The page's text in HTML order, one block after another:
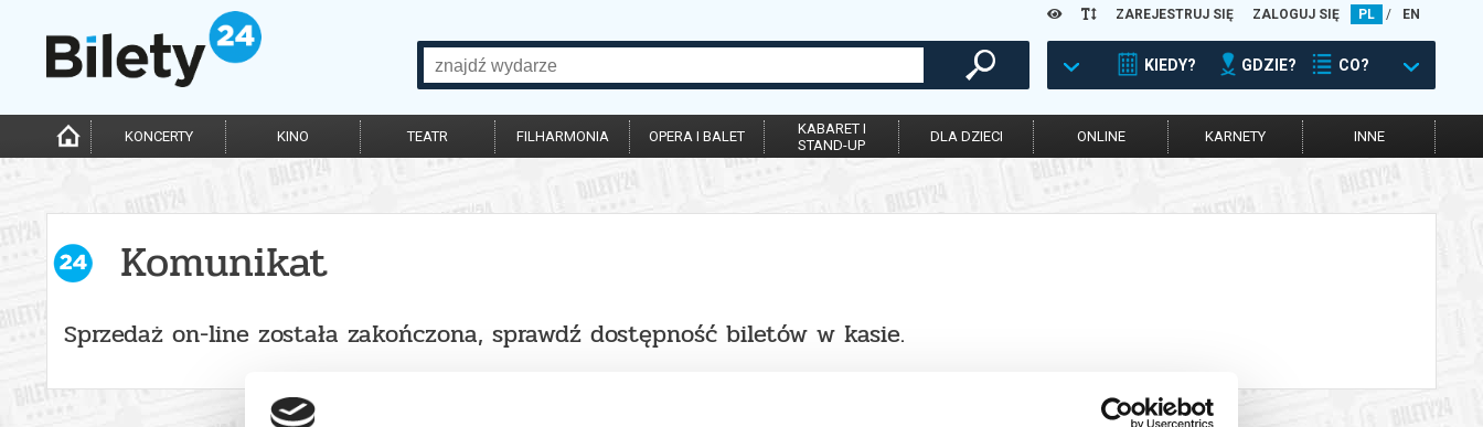
ZAREJESTRUJ SIĘ ZALOGUJ SIĘ PL / EN
KIEDY? GDZIE? CO?
KONCERTY KINO TEATR FILHARMONIA OPERA I BALET
KABARET I
STAND-UP
DLA DZIECI ONLINE KARNETY INNE
Komunikat
Sprzedaż on-line została zakończona, sprawdź dostępność biletów w kasie.